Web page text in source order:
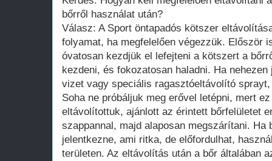
bőrről használat után?
Válasz: A Sport öntapadós kötszer
folyamat, ha megfelelően végezzük. Először
óvatosan kezdjük el lefejteni a kötszert a
kezdeni, és fokozatosan haladni. Ha
vizet vagy speciális ragasztóeltávolító
Soha ne próbáljuk meg erővel letépni, mert
eltávolítottuk, ajánlott az érintett bőrfelületet
szappannal, majd alaposan megszárítani. Ha
jelentkezne, ami ritka, de előfordulhat,
területen. Az eltávolítás után a bőr általában